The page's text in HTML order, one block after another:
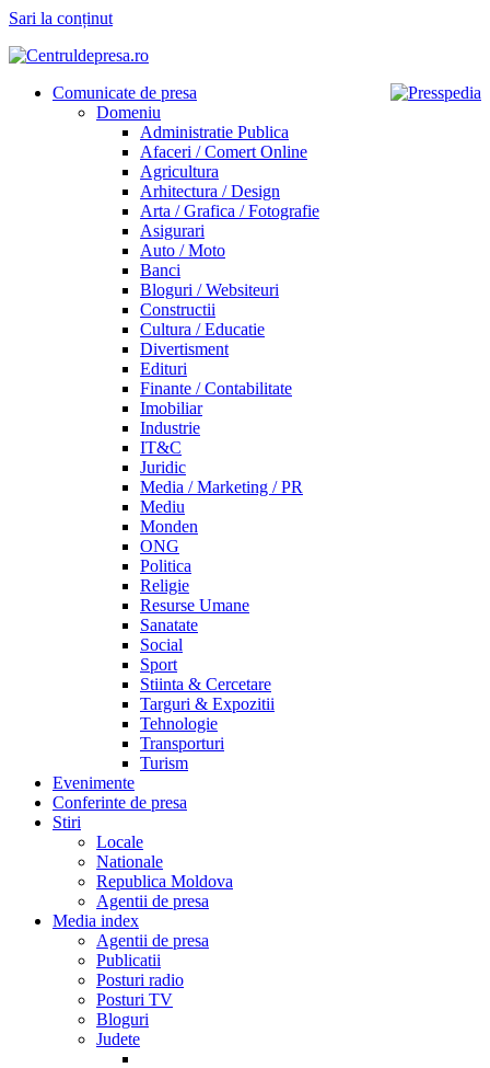
Sari la conținut
Comunicate de presa
Domeniu
Administratie Publica
Afaceri / Comert Online
Agricultura
Arhitectura / Design
Arta / Grafica / Fotografie
Asigurari
Auto / Moto
Banci
Bloguri / Websiteuri
Constructii
Cultura / Educatie
Divertisment
Edituri
Finante / Contabilitate
Imobiliar
Industrie
IT&C
Juridic
Media / Marketing / PR
Mediu
Monden
ONG
Politica
Religie
Resurse Umane
Sanatate
Social
Sport
Stiinta & Cercetare
Targuri & Expozitii
Tehnologie
Transporturi
Turism
Evenimente
Conferinte de presa
Stiri
Locale
Nationale
Republica Moldova
Agentii de presa
Media index
Agentii de presa
Publicatii
Posturi radio
Posturi TV
Bloguri
Judete